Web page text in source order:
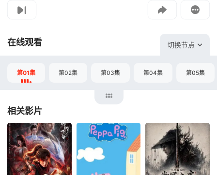
教程：把手机影片投到电视上播放
在线观看 切换节点
第01集 第02集 第03集 第04集 第05集
相关影片